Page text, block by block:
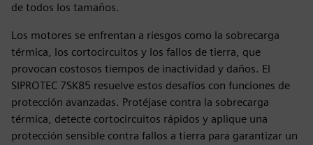
de todos los tamaños.
Los motores se enfrentan a riesgos como la sobrecarga
térmica, los cortocircuitos y los fallos de tierra, que
provocan costosos tiempos de inactividad y daños. El
SIPROTEC 7SK85 resuelve estos desafíos con funciones de
protección avanzadas. Protéjase contra la sobrecarga
térmica, detecte cortocircuitos rápidos y aplique una
protección sensible contra fallos a tierra para garantizar un